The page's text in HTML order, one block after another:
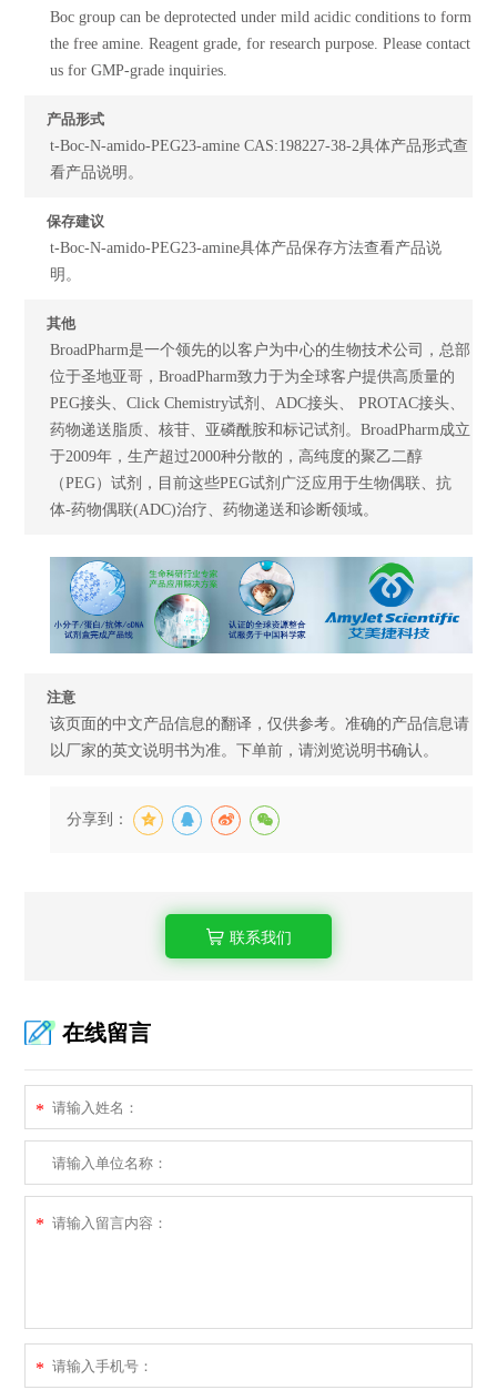
Boc group can be deprotected under mild acidic conditions to form
the free amine. Reagent grade, for research purpose. Please contact
us for GMP-grade inquiries.
产品形式
t-Boc-N-amido-PEG23-amine CAS:198227-38-2具体产品形式查
看产品说明。
保存建议
t-Boc-N-amido-PEG23-amine具体产品保存方法查看产品说
明。
其他
BroadPharm是一个领先的以客户为中心的生物技术公司，总部
位于圣地亚哥，BroadPharm致力于为全球客户提供高质量的
PEG接头、Click Chemistry试剂、ADC接头、 PROTAC接头、
药物递送脂质、核苷、亚磷酰胺和标记试剂。BroadPharm成立
于2009年，生产超过2000种分散的，高纯度的聚乙二醇
（PEG）试剂，目前这些PEG试剂广泛应用于生物偶联、抗
体-药物偶联(ADC)治疗、药物递送和诊断领域。
注意
该页面的中文产品信息的翻译，仅供参考。准确的产品信息请
以厂家的英文说明书为准。下单前，请浏览说明书确认。
分享到：
联系我们
在线留言
*
*
*